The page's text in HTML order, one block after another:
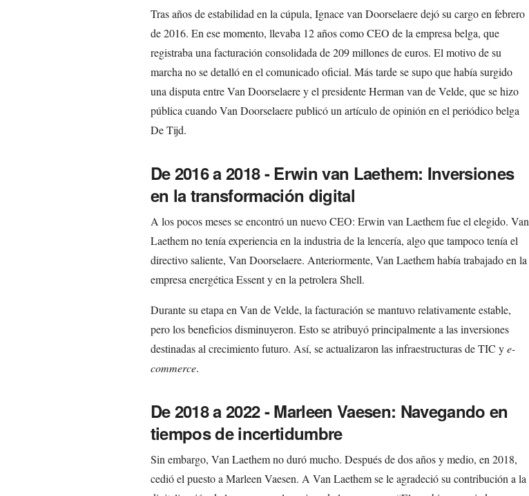
Tras años de estabilidad en la cúpula, Ignace van Doorselaere dejó su cargo en febrero
de 2016. En ese momento, llevaba 12 años como CEO de la empresa belga, que
registraba una facturación consolidada de 209 millones de euros. El motivo de su
marcha no se detalló en el comunicado oficial. Más tarde se supo que había surgido
una disputa entre Van Doorselaere y el presidente Herman van de Velde, que se hizo
pública cuando Van Doorselaere publicó un artículo de opinión en el periódico belga
De Tijd.
De 2016 a 2018 - Erwin van Laethem: Inversiones
en la transformación digital
A los pocos meses se encontró un nuevo CEO: Erwin van Laethem fue el elegido. Van
Laethem no tenía experiencia en la industria de la lencería, algo que tampoco tenía el
directivo saliente, Van Doorselaere. Anteriormente, Van Laethem había trabajado en la
empresa energética Essent y en la petrolera Shell.
Durante su etapa en Van de Velde, la facturación se mantuvo relativamente estable,
pero los beneficios disminuyeron. Esto se atribuyó principalmente a las inversiones
destinadas al crecimiento futuro. Así, se actualizaron las infraestructuras de TIC ye-
commerce.
De 2018 a 2022 - Marleen Vaesen: Navegando en
tiempos de incertidumbre
Sin embargo, Van Laethem no duró mucho. Después de dos años y medio, en 2018,
cedió el puesto a Marleen Vaesen. A Van Laethem se le agradeció su contribución a la